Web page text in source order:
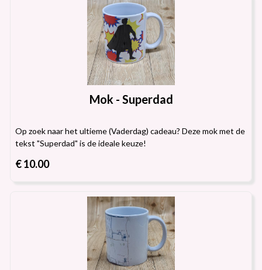
Mok - Superdad
Op zoek naar het ultieme (Vaderdag) cadeau? Deze mok met de
tekst "Superdad" is de ideale keuze!
€ 10.00